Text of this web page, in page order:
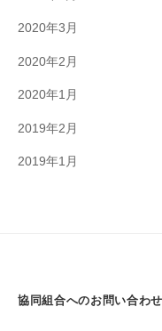
2020年3月
2020年2月
2020年1月
2019年2月
2019年1月
協同組合へのお問い合わ